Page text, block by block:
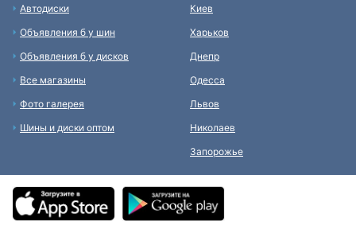
Автодиски
Объявления б у шин
Объявления б у дисков
Все магазины
Фото галерея
Шины и диски оптом
Киев
Харьков
Днепр
Одесса
Львов
Николаев
Запорожье